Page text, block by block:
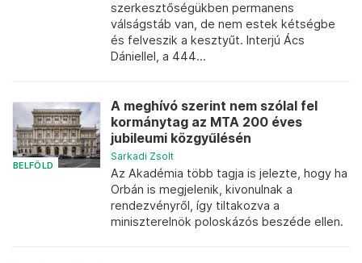
szerkesztőségükben permanens
válságstáb van, de nem estek kétségbe
és felveszik a kesztyűt. Interjú Ács
Dániellel, a 444...
BELFÖLD
A meghívó szerint nem szólal fel
kormánytag az MTA 200 éves
jubileumi közgyűlésén
Sarkadi Zsolt
Az Akadémia több tagja is jelezte, hogy ha
Orbán is megjelenik, kivonulnak a
rendezvényről, így tiltakozva a
miniszterelnök poloskázós beszéde ellen.